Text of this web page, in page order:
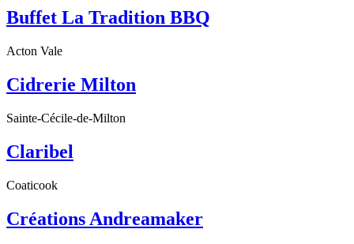
Buffet La Tradition BBQ
Acton Vale
Cidrerie Milton
Sainte-Cécile-de-Milton
Claribel
Coaticook
Créations Andreamaker